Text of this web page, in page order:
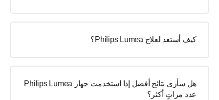
كيف أستعد لعلاج Philips Lumea؟
هل سأرى نتائج أفضل إذا استخدمت جهاز Philips Lumea
عدد مراتٍ أكثر؟